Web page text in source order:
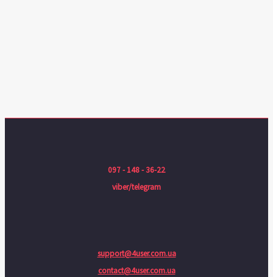
097 - 148 - 36-22
viber/telegram
support@4user.com.ua
contact@4user.com.ua